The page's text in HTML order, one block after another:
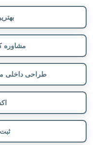
مشاوره
طراحی داخلی